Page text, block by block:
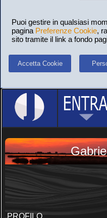
Puoi gestire in qualsiasi
pagina Preferenze Cookie,
sito tramite il link a fondo
Accetta Cookie
PROFILO